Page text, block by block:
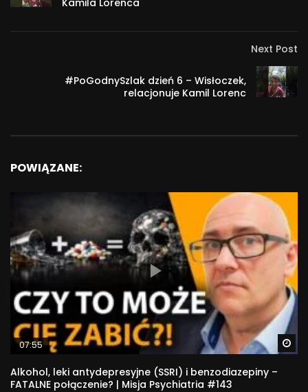
Kamila Lorenca
Next Post
#PoGodnySzlak dzień 6 – Wisłoczek,
relacjonuje Kamil Lorenc
POWIĄZANE:
07:55
Alkohol, leki antydepresyjne (SSRI) i benzodiazepiny –
FATALNE połączenie? | Misja Psychiatria #143